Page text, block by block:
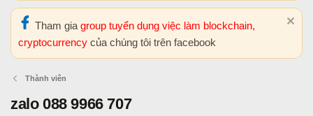
Tham gia group tuyển dụng việc làm blockchain,
cryptocurrency của chúng tôi trên facebook
Thành viên
zalo 088 9966 707